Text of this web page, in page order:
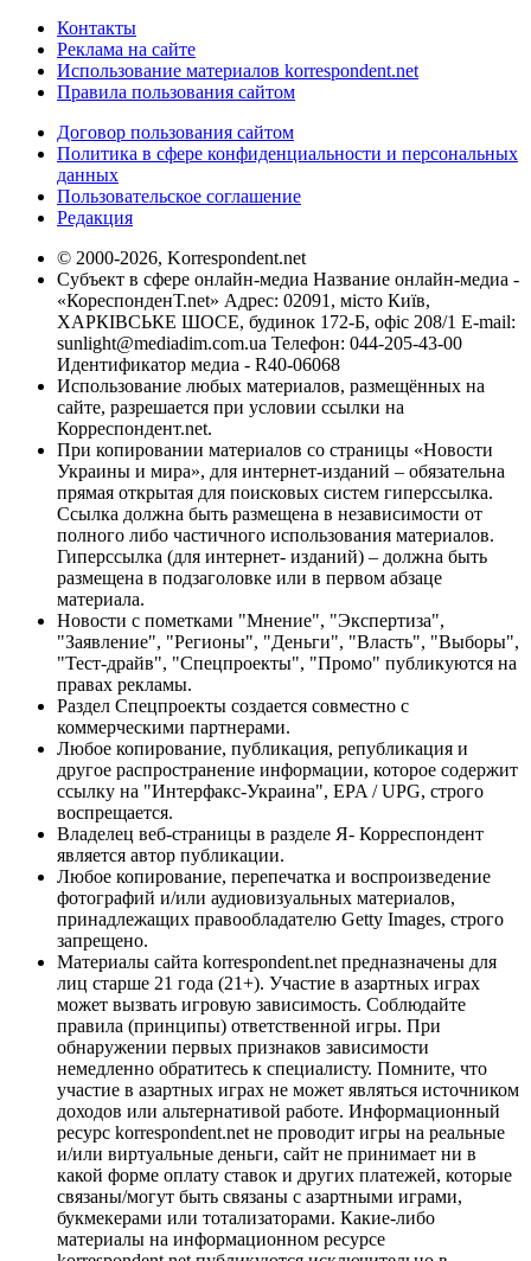
Контакты
Реклама на сайте
Использование материалов korrespondent.net
Правила пользования сайтом
Договор пользования сайтом
Политика в сфере конфиденциальности и персональных
данных
Пользовательское соглашение
Редакция
© 2000-2026, Korrespondent.net
Субъект в сфере онлайн-медиа Название онлайн-медиа -
«КореспонденТ.net» Адрес: 02091, місто Київ,
ХАРКІВСЬКЕ ШОСЕ, будинок 172-Б, офіс 208/1 E-mail:
sunlight@mediadim.com.ua Телефон: 044-205-43-00
Идентификатор медиа - R40-06068
Использование любых материалов, размещённых на
сайте, разрешается при условии ссылки на
Корреспондент.net.
При копировании материалов со страницы «Новости
Украины и мира», для интернет-изданий – обязательна
прямая открытая для поисковых систем гиперссылка.
Ссылка должна быть размещена в независимости от
полного либо частичного использования материалов.
Гиперссылка (для интернет- изданий) – должна быть
размещена в подзаголовке или в первом абзаце
материала.
Новости с пометками "Мнение", "Экспертиза",
"Заявление", "Регионы", "Деньги", "Власть", "Выборы",
"Тест-драйв", "Спецпроекты", "Промо" публикуются на
правах рекламы.
Раздел Спецпроекты создается совместно с
коммерческими партнерами.
Любое копирование, публикация, републикация и
другое распространение информации, которое содержит
ссылку на "Интерфакс-Украина", EPA / UPG, строго
воспрещается.
Владелец веб-страницы в разделе Я- Корреспондент
является автор публикации.
Любое копирование, перепечатка и воспроизведение
фотографий и/или аудиовизуальных материалов,
принадлежащих правообладателю Getty Images, строго
запрещено.
Материалы сайта korrespondent.net предназначены для
лиц старше 21 года (21+). Участие в азартных играх
может вызвать игровую зависимость. Соблюдайте
правила (принципы) ответственной игры. При
обнаружении первых признаков зависимости
немедленно обратитесь к специалисту. Помните, что
участие в азартных играх не может являться источником
доходов или альтернативой работе. Информационный
ресурс korrespondent.net не проводит игры на реальные
и/или виртуальные деньги, сайт не принимает ни в
какой форме оплату ставок и других платежей, которые
связаны/могут быть связаны с азартными играми,
букмекерами или тотализаторами. Какие-либо
материалы на информационном ресурсе